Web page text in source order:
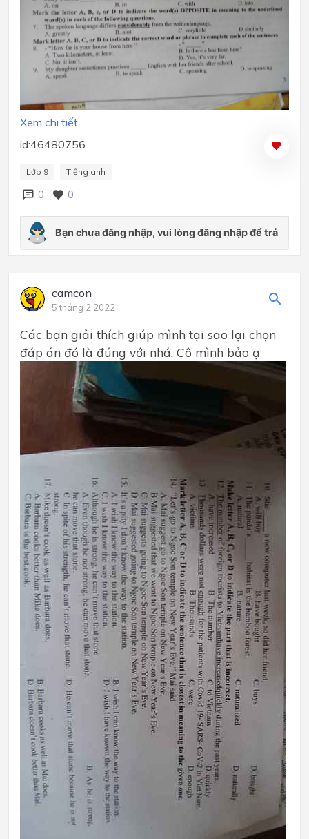
Xem chi tiết
id:46480756
Lớp 9 Tiếng anh
0 0
camcon
5 tháng 2 2022
Các bạn giải thích giúp mình tại sao lại chọn
đáp án đó là đúng với nhá. Cô mình bảo ạ